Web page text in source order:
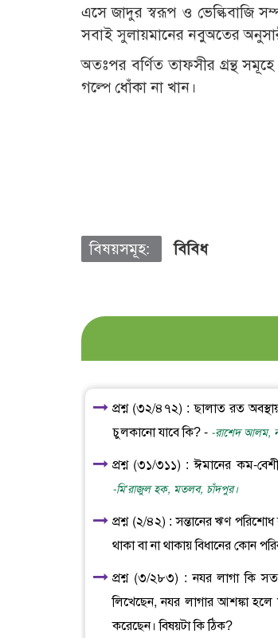
এসে জাদুর স্বরূপ ও ভেল্কিবাজি
সবাই সুলায়মানের নবুঅতের
অতঃপর বর্ণিত তাফসীর গ্রন্থ
গল্পে ধোঁকা না খান।
বিষয়সমূহ: বিবিধ
প্রশ্ন (৩২/৪৭২) : ছালাত রত
চুলকানো যাবে কি? - -রাশেদ আলম,
প্রশ্ন (৩১/৩১১) : ঈমানের কম-
-মি‘রাজুল হক, মতলব, চাঁদপুর।
প্রশ্ন (২/৪২) : সন্তানের ঋণ
থাকা বা না থাকায় বিধানের কোন
প্রশ্ন (৩/২৮৩) : নযর লাগা কি
লিখেছেন, নযর লাগার আশঙ্কা
করেছেন। বিষয়টা কি ঠিক?